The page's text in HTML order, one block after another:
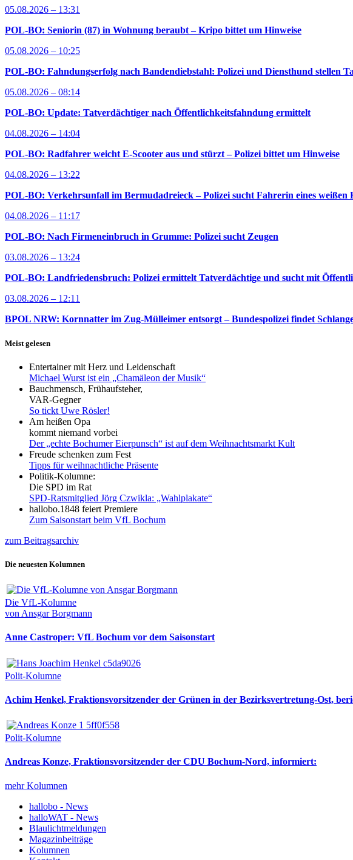
05.08.2026 – 13:31
POL-BO: Seniorin (87) in Wohnung beraubt – Kripo bittet um Hinweise
05.08.2026 – 10:25
POL-BO: Fahndungserfolg nach Bandendiebstahl: Polizei und Diensthund stellen
05.08.2026 – 08:14
POL-BO: Update: Tatverdächtiger nach Öffentlichkeitsfahndung ermittelt
04.08.2026 – 14:04
POL-BO: Radfahrer weicht E-Scooter aus und stürzt – Polizei bittet um Hinweise
04.08.2026 – 13:22
POL-BO: Verkehrsunfall im Bermudadreieck – Polizei sucht Fahrerin eines weißen
04.08.2026 – 11:17
POL-BO: Nach Firmeneinbruch in Grumme: Polizei sucht Zeugen
03.08.2026 – 13:24
POL-BO: Landfriedensbruch: Polizei ermittelt Tatverdächtige und sucht mit
03.08.2026 – 12:11
BPOL NRW: Kornnatter im Zug-Mülleimer entsorgt – Bundespolizei findet
Meist gelesen
Entertainer mit Herz und Leidenschaft
Michael Wurst ist ein „Chamäleon der Musik“
Bauchmensch, Frühaufsteher,
VAR-Gegner
So tickt Uwe Rösler!
Am heißen Opa
kommt niemand vorbei
Der „echte Bochumer Eierpunsch“ ist auf dem Weihnachtsmarkt Kult
Freude schenken zum Fest
Tipps für weihnachtliche Präsente
Politik-Kolumne:
Die SPD im Rat
SPD-Ratsmitglied Jörg Czwikla: „Wahlplakate“
hallobo.1848 feiert Premiere
Zum Saisonstart beim VfL Bochum
zum Beitragsarchiv
Die neuesten Kolumnen
Die VfL-Kolumne
von Ansgar Borgmann
Anne Castroper: VfL Bochum vor dem Saisonstart
Polit-Kolumne
Achim Henkel, Fraktionsvorsitzender der Grünen in der Bezirksvertretung-Ost,
Polit-Kolumne
Andreas Konze, Fraktionsvorsitzender der CDU Bochum-Nord, informiert:
mehr Kolumnen
hallobo - News
halloWAT - News
Blaulichtmeldungen
Magazinbeiträge
Kolumnen